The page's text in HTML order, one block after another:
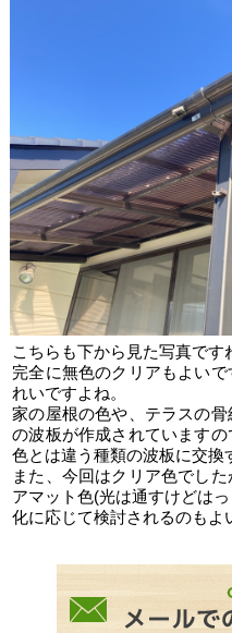
こちらも下から見た写真です
完全に無色のクリアもよい
れいですよね。
家の屋根の色や、テラスの
の波板が作成されています
色とは違う種類の波板に交換
また、今回はクリア色でし
アマット色(光は通すけどは
化に応じて検討されるのもよ